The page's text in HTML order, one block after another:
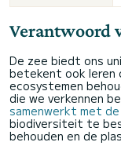
Verantwoord
De zee biedt ons
betekent ook leren
ecosystemen
die we verkennen
samenwerkt met
biodiversiteit te
behouden en de